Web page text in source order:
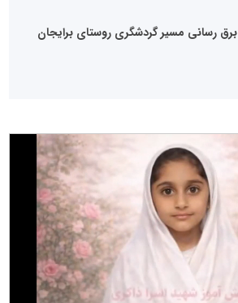
برق رسانی مسیر گردشگری روستای برایجان